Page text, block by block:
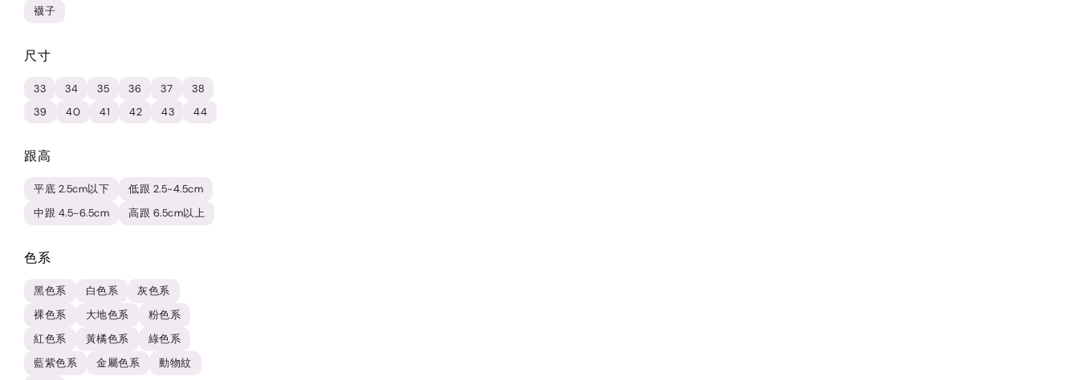
襪子
尺寸
33 34 35 36 37
38
39
40 41 42 43 44
跟高
平底 2.5cm以下
低跟 2.5-4.5cm
中跟 4.5-6.5cm
高跟 6.5cm以上
色系
黑色系 白色系
灰色系
裸色系
大地色系
粉色系
紅色系
黃橘色系
綠色系
藍紫色系
金屬色系 動物紋